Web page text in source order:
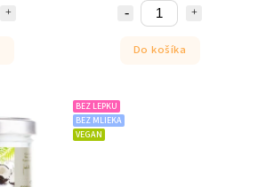
Do košíka
BEZ LEPKU
BEZ MLIEKA
VEGAN